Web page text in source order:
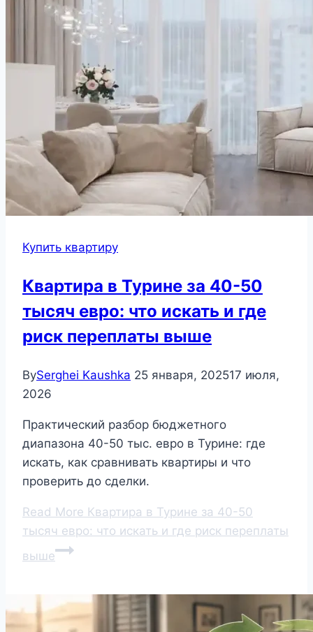
Купить квартиру
Квартира в Турине за 40-50
тысяч евро: что искать и где
риск переплаты выше
BySerghei Kaushka 25 января, 202517 июля,
2026
Практический разбор бюджетного
диапазона 40-50 тыс. евро в Турине: где
искать, как сравнивать квартиры и что
проверить до сделки.
Read More Квартира в Турине за 40-50
тысяч евро: что искать и где риск переплаты
выше